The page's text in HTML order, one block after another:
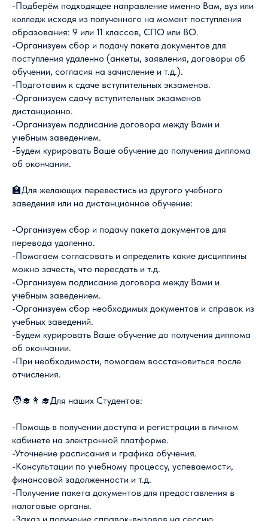
-Подберём подходящее направление именно Вам, вуз или
колледж исходя из полученного на момент поступления
образования: 9 или 11 классов, СПО или ВО.
-Организуем сбор и подачу пакета документов для
поступления удаленно (анкеты, заявления, договоры об
обучении, согласия на зачисление и т.д.).
-Подготовим к сдаче вступительных экзаменов.
-Организуем сдачу вступительных экзаменов
дистанционно.
-Организуем подписание договора между Вами и
учебным заведением.
-Будем курировать Ваше обучение до получения диплома
об окончании.
🏫Для желающих перевестись из другого учебного
заведения или на дистанционное обучение:
-Организуем сбор и подачу пакета документов для
перевода удаленно.
-Помогаем согласовать и определить какие дисциплины
можно зачесть, что пересдать и т.д.
-Организуем подписание договора между Вами и
учебным заведением.
-Организуем сбор необходимых документов и справок из
учебных заведений.
-Будем курировать Ваше обучение до получения диплома
об окончании.
-При необходимости, помогаем восстановиться после
отчисления.
🧑‍🎓👩‍🎓Для наших Студентов:
-Помощь в получении доступа и регистрации в личном
кабинете на электронной платформе.
-Уточнение расписания и графика обучения.
-Консультации по учебному процессу, успеваемости,
финансовой задолженности и т.д.
-Получение пакета документов для предоставления в
налоговые органы.